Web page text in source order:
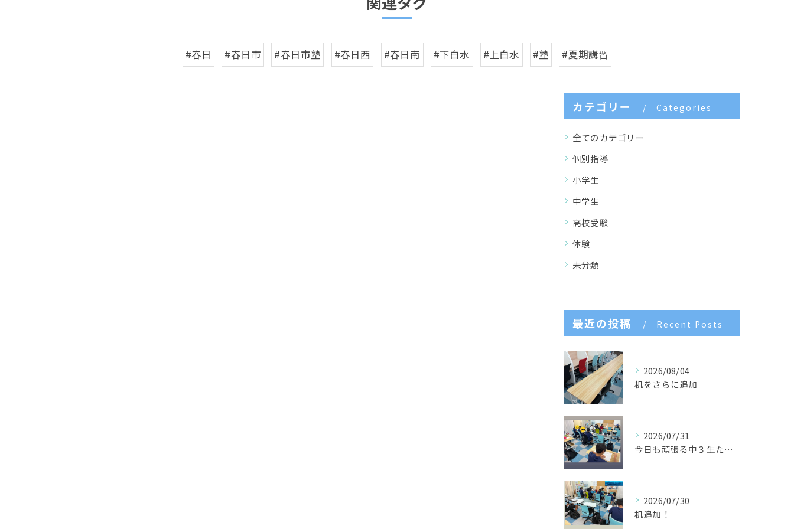
#春日 #春日市 #春日市塾 #春日西 #春日南 #下白水 #上白水 #塾 #夏期講習
カテゴリー Categories
全てのカテゴリー
個別指導
小学生
中学生
高校受験
体験
未分類
最近の投稿 Recent Posts
2026/08/04
机をさらに追加
2026/07/31
今日も頑張る中３生たち🌈
2026/07/30
机追加！